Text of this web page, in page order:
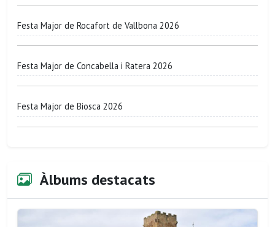
Festa Major de Rocafort de Vallbona 2026
Festa Major de Concabella i Ratera 2026
Festa Major de Biosca 2026
Àlbums destacats